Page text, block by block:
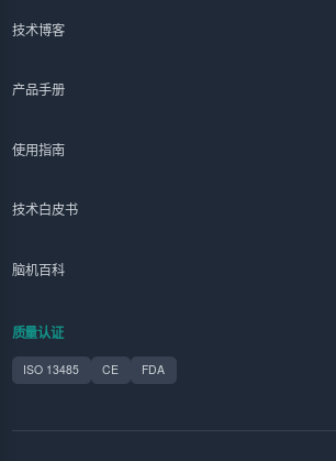
技术博客
产品手册
使用指南
技术白皮书
脑机百科
质量认证
ISO 13485 CE FDA